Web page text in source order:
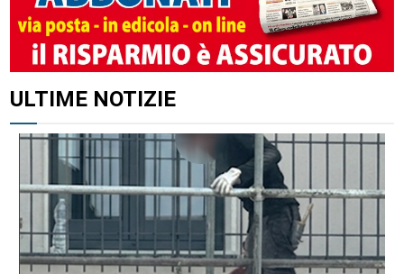
ALTRI ARTICOLI DI QUESTO AUTORE